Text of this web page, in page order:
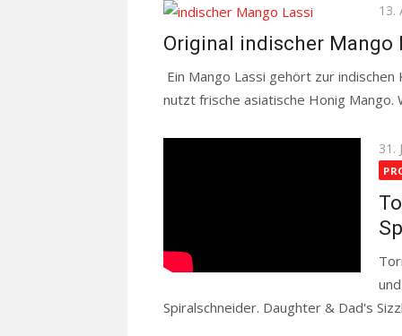
13.
Original indischer Mango
Ein Mango Lassi gehört zur
nutzt frische asiatische Honig Mango.
on
31.
Spiralschneider. Daughter & Dad's